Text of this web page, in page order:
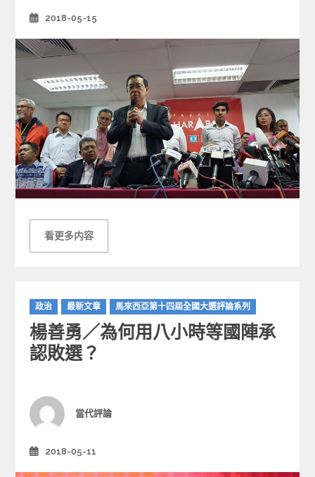
s
2018-05-15
看更多内容
C
a
t
e
g
i
e
政治 最新文章 馬來西亞第十四屆全國大選評論系列
楊善勇／為何用八小時等國陣承
認敗選？
Author
當代評論
2018-05-11